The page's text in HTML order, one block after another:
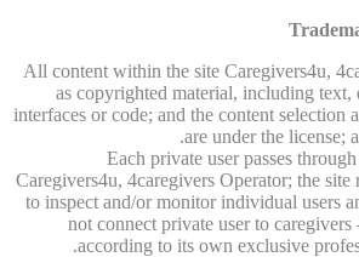
All content within the site Caregivers4u,
as copyrighted material, including text,
interfaces or code; and the content selection
are under the license;
Each private user passes
Caregivers4u, 4caregivers Operator; the site
to inspect and/or monitor individual users
not connect private user to caregivers
according to its own exclusive